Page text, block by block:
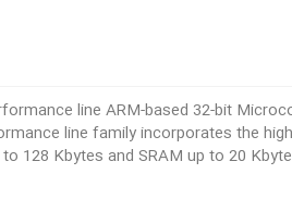
line ARM-based 32-bit
line family incorporates the
128 Kbytes and SRAM up to 20